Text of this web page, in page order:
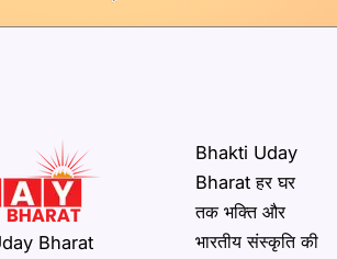
Bharat
Bhakti Uday
Bharat हर घर
तक भक्ति और
भारतीय संस्कृति की